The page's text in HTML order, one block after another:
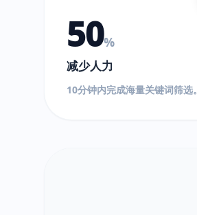
50%
减少人力
10分钟内完成海量关键词筛选。